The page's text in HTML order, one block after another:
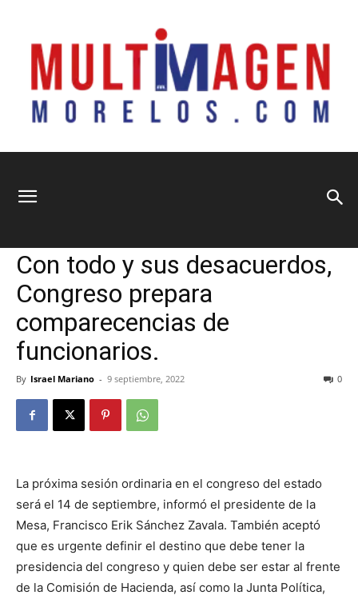
Morelos
Con todo y sus desacuerdos,
Congreso prepara
comparecencias de
funcionarios.
By Israel Mariano - 9 septiembre, 2022 0
La próxima sesión ordinaria en el congreso del estado
será el 14 de septiembre, informó el presidente de la
Mesa, Francisco Erik Sánchez Zavala. También aceptó
que es urgente definir el destino que debe tener la
presidencia del congreso y quien debe ser estar al frente
de la Comisión de Hacienda, así como la Junta Política,